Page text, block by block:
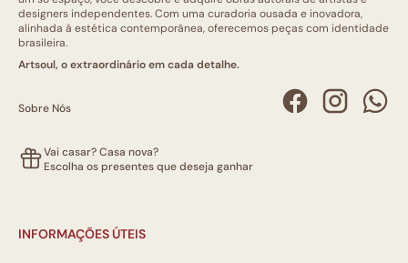
designers independentes. Com uma curadoria ousada e inovadora,
alinhada à estética contemporânea, oferecemos peças com identidade
brasileira.
Artsoul, o extraordinário em cada detalhe.
Sobre Nós
Vai casar? Casa nova?
Escolha os presentes que deseja ganhar
INFORMAÇÕES ÚTEIS